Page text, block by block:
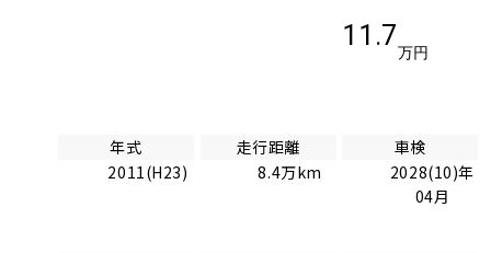
11.7
万円
年式
2011(H23)
走行距離
8.4万km
車検
2028(10)年
04月